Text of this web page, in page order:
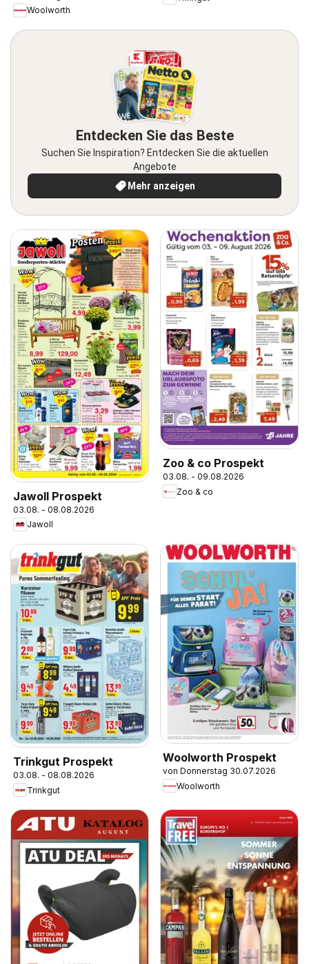
Woolworth
Entdecken Sie das Beste
Suchen Sie Inspiration? Entdecken Sie die aktuellen
Angebote
Mehr anzeigen
Jawoll Prospekt
03.08. - 08.08.2026
Jawoll
Zoo & co Prospekt
03.08. - 09.08.2026
Zoo & co
Trinkgut Prospekt
03.08. - 08.08.2026
Trinkgut
Woolworth Prospekt
von Donnerstag 30.07.2026
Woolworth